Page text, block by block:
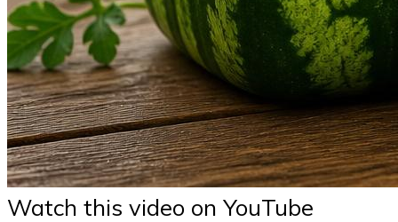
Watch this video on YouTube